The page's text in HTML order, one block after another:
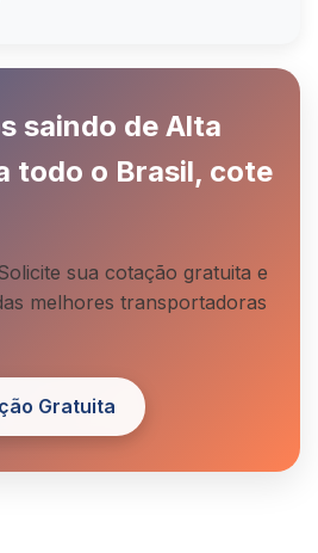
saindo de Alta
todo o Brasil, cote
sua cotação gratuita e
melhores transportadoras
Gratuita